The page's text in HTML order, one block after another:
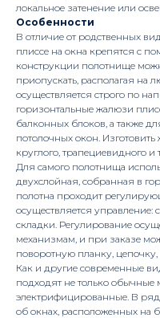
локальное затенение или
Особенности
В отличие от родственных
плиссе на окна крепятся с
конструкции полотнище
приопускать, располагая на
осуществляется строго по
горизонтальные жалюзи
балконных блоков, а также
потолочных окон.
круглого, трапециевидного и
Для самого полотнища
двухслойная, собранная в
полотна проходит
осуществляется управление:
складки. Регулирование
механизмам, и при заказе
поворотную планку,
Как и другие современные
подходят не только обычные
электрифицированные. В
об окнах, расположенных на